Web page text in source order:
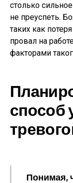
столько
не преуспеть.
таких как
провал на
факторами
способ
Понимая,